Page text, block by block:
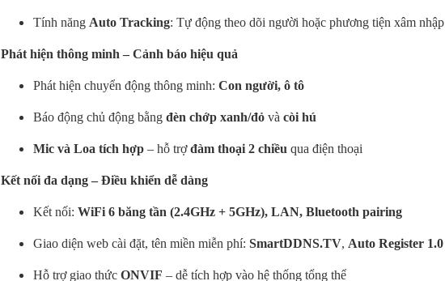
Tính năng Auto Tracking: Tự động theo dõi người hoặc phương tiện xâm nhập
Phát hiện thông minh – Cảnh báo hiệu quả
Phát hiện chuyển động thông minh: Con người, ô tô
Báo động chủ động bằng đèn chớp xanh/đỏvà còi hú
Mic và Loa tích hợp– hỗ trợđàm thoại 2 chiều qua điện thoại
Kết nối đa dạng – Điều khiển dễ dàng
Kết nối: WiFi 6 băng tần (2.4GHz + 5GHz), LAN, Bluetooth pairing
Giao diện web cài đặt, tên miền miễn phí: SmartDDNS.TV, Auto Register 1.0
Hỗ trợ giao thức ONVIF – dễ tích hợp vào hệ thống tổng thể